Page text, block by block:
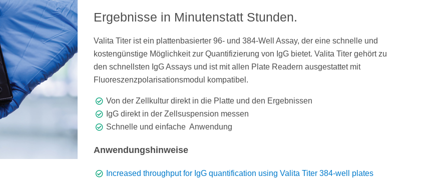
Ergebnisse in Minutenstatt Stunden.
Valita Titer ist ein plattenbasierter 96- und 384-Well Assay, der eine schnelle und
kostengünstige Möglichkeit zur Quantifizierung von IgG bietet. Valita Titer gehört zu
den schnellsten IgG Assays und ist mit allen Plate Readern ausgestattet mit
Fluoreszenzpolarisationsmodul kompatibel.
Von der Zellkultur direkt in die Platte und den Ergebnissen
IgG direkt in der Zellsuspension messen
Schnelle und einfache Anwendung
Anwendungshinweise
Increased throughput for IgG quantification using Valita Titer 384-well plates